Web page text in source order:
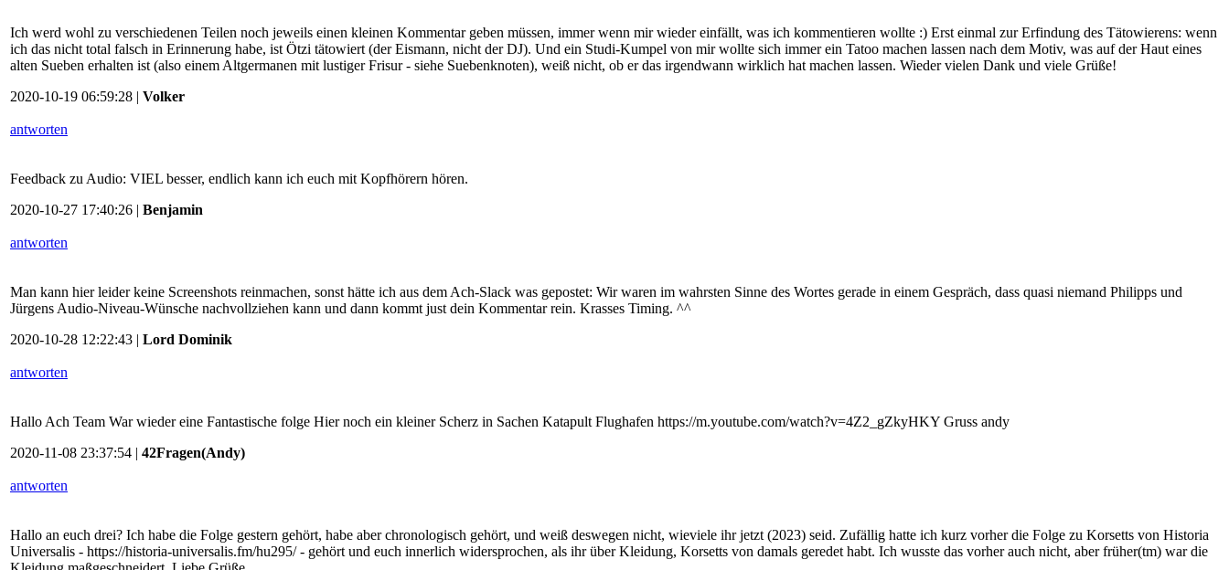
Ich werd wohl zu verschiedenen Teilen noch jeweils einen kleinen Kommentar geben müssen, immer wenn mir wieder einfällt, was ich kommentieren wollte :) Erst einmal zur Erfindung des Tätowierens: wenn
ich das nicht total falsch in Erinnerung habe, ist Ötzi tätowiert (der Eismann, nicht der DJ). Und ein Studi-Kumpel von mir wollte sich immer ein Tatoo machen lassen nach dem Motiv, was auf der Haut eines
alten Sueben erhalten ist (also einem Altgermanen mit lustiger Frisur - siehe Suebenknoten), weiß nicht, ob er das irgendwann wirklich hat machen lassen. Wieder vielen Dank und viele Grüße!
2020-10-19 06:59:28 | Volker
antworten
Feedback zu Audio: VIEL besser, endlich kann ich euch mit Kopfhörern hören.
2020-10-27 17:40:26 | Benjamin
antworten
Man kann hier leider keine Screenshots reinmachen, sonst hätte ich aus dem Ach-Slack was gepostet: Wir waren im wahrsten Sinne des Wortes gerade in einem Gespräch, dass quasi niemand Philipps und
Jürgens Audio-Niveau-Wünsche nachvollziehen kann und dann kommt just dein Kommentar rein. Krasses Timing. ^^
2020-10-28 12:22:43 | Lord Dominik
antworten
Hallo Ach Team War wieder eine Fantastische folge Hier noch ein kleiner Scherz in Sachen Katapult Flughafen https://m.youtube.com/watch?v=4Z2_gZkyHKY Gruss andy
2020-11-08 23:37:54 | 42Fragen(Andy)
antworten
Hallo an euch drei? Ich habe die Folge gestern gehört, habe aber chronologisch gehört, und weiß deswegen nicht, wieviele ihr jetzt (2023) seid. Zufällig hatte ich kurz vorher die Folge zu Korsetts von Historia
Universalis - https://historia-universalis.fm/hu295/ - gehört und euch innerlich widersprochen, als ihr über Kleidung, Korsetts von damals geredet habt. Ich wusste das vorher auch nicht, aber früher(tm) war die